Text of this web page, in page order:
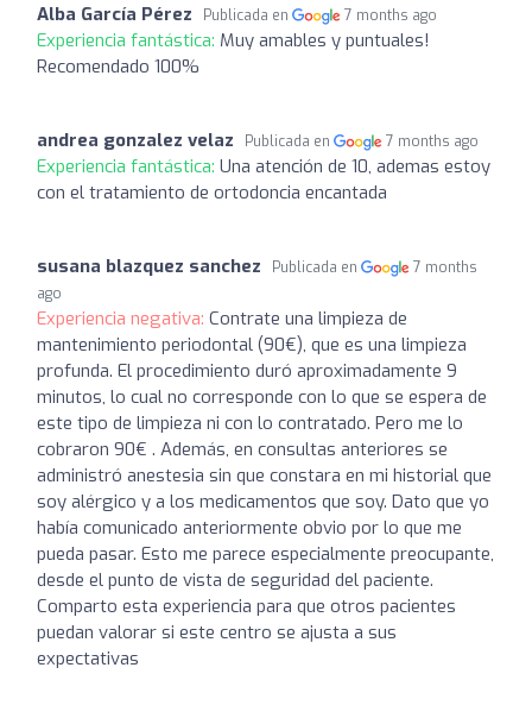
Alba García Pérez Publicada en 7 months ago
Experiencia fantástica: Muy amables y puntuales!
Recomendado 100%
andrea gonzalez velaz Publicada en 7 months ago
Experiencia fantástica: Una atención de 10, ademas estoy
con el tratamiento de ortodoncia encantada
susana blazquez sanchez Publicada en
7 months
ago
Experiencia negativa: Contrate una limpieza de
mantenimiento periodontal (90€), que es una limpieza
profunda. El procedimiento duró aproximadamente 9
minutos, lo cual no corresponde con lo que se espera de
este tipo de limpieza ni con lo contratado. Pero me lo
cobraron 90€ . Además, en consultas anteriores se
administró anestesia sin que constara en mi historial que
soy alérgico y a los medicamentos que soy. Dato que yo
había comunicado anteriormente obvio por lo que me
pueda pasar. Esto me parece especialmente preocupante,
desde el punto de vista de seguridad del paciente.
Comparto esta experiencia para que otros pacientes
puedan valorar si este centro se ajusta a sus
expectativas